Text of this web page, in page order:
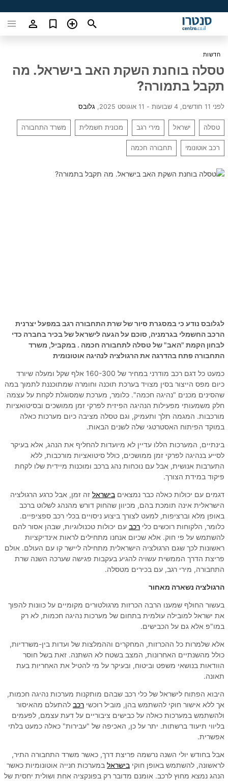
חדשות
טסלה בוחנת השקת האב בישראל. מה
תקבל בתמורה?
לפני 11 חודשים, 4 שבועות - 11 אוגוסט 2025 גלובס
טסלה ישראל מירי רגב מכונית חשמלית משרד התחבורה
רכב אוטונומי תחבורה חכמה
לגלובס נודע כי במסגרת סיור של שרת התחבורה רגב במפעל יצרנית
הרכב החשמלי בגרמניה, סוכם על הגעה לישראל של בכיר בחברה כדי
לבחון הקמת "האב" של טסלה לתחבורה חכמה . במקביל, משרד
התחבורה פתח בהדרגה את הרגולציה לנהיגה אוטונומית
כמעט כל דגם רכב מודרני במחיר של 160-300 אלף שקל ומעלה שיורד
כיום מפס הייצור בסין מצויד בערכת תוכנה וחומרה שמתוכננת לתמוך במה
שהסינים מכנים "נהיגה חכמה". כלומר, מערכת שמסוגלת לקחת על עצמה
חלק משמעותי מפעילות הנהיגה הפיזית לפרקי זמן ממושכים ובסיטואציות
מורכבות. המגמה תלך ותעמיק, וגם טסלה מציבה כיום מערכות כאלה
במוקד הפיתוח האסטרטגי שלה לשנים הבאות.
בינתיים, המערכות הללו עדיין לא מיועדות להחליף את הנהג, אלא בעיקר
לסייע בנהיגה לפרקי זמן ממושכים, כולל סיטואציות מורכבות, ללא
התערבות אנושית, אבל עם נוכחות נהג ברכב ומוכנות מיידית שלו לקחת
פיקוד במידת הצורך.
דגמים עם יכולות כאלה כבר נמצאים בישראל זה זמן, אבל כרגע הרגולציה
הישראלית אינה תומכת בהם, מכיוון שהחוק דורש מהנהג לשלוט ברכב
באופן מלא וברציפות, למעט לצורך ביצוע ניסויים בכלי רכב ספציפיים.
כלומר, הלקוחות רוכשים כלי רכב עם יכולות טכנולוגיות, שבהן אסור להם
להשתמש על פי חוק. אלא שכיום אנחנו מתחילים לראות אינדיקציות
ראשונות לכך שגם הרגולציה הישראלית מתחילה ליישר קו עם העולם. אולם
פריצת הדרך הממשית עשויה להגיע בעקבות פגישה שערכה השנה שרת
התחבורה, מירי רגב, עם בכירים מטסלה.
הרגולציה נשארה מאחור
בעשור החולף שמענו הרבה הכרזות מרגולטורים מקומיים על כוונות להפוך
את ישראל למובילה עולמית בתחום של מערכות נהיגה חכמות, לא רק
במו"פ אלא גם על הכבישים.
אלא שלמרות כל ההכרזות, המחקרים וההמלצות של ועדות בין-משרדיות,
כולל מהשנתיים האחרונות, המצב בשטח לא השתנה. זאת בשל חוסר
הוודאות בנושאי משפט וביטוח, ובעיקר על מי להטיל את האחריות בעת
תאונה.
היבוא הפתוח לישראל של כלי רכב שבהם מותקנות מערכות נהיגה חכמות,
אך ללא אישור חוקי להשתמש בהן, מוביל רוכשי רכב להתעלם מהאיסור
ולהשתמש במערכות כאלה על כבישים ציבוריים על דעת עצמם, לפעמים
בליווי תיעוד ברשתות. יתר על כן, האכיפה של "עבירות" כאלה כמעט בלתי
אפשרית.
אבל בחודש יולי השנה נרשמה פריצת דרך, כאשר משרד התחבורה התיר,
לראשונה, להשתמש באופן חוקי בישראל במערכות חנייה אוטונומיות כאשר
הנהג נמצא מחוץ לרכב. אומנם מדובר רק בפונקציה אחת ושולית יחסית של